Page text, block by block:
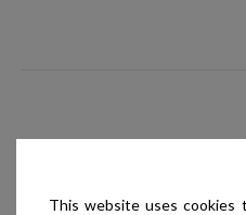
This website uses cookies